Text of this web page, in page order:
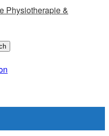
Physiotherapie &